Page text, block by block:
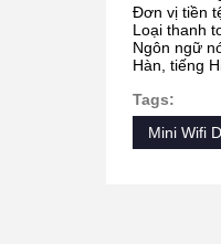
Đơn vị tiền
Loại thanh
Ngôn ngữ
Hàn, tiếng
Tags:
Mini Wifi